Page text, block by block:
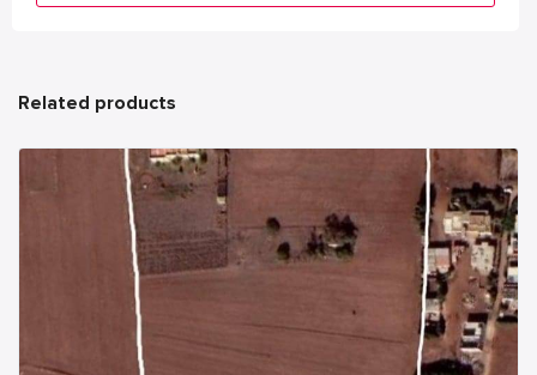
Related products